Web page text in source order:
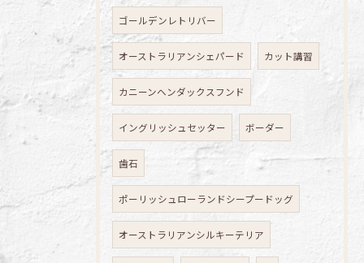
ゴールデンレトリバー
オーストラリアンシェパード カット講習
カニーンヘンダックスフンド
イングリッシュセッター ボーダー
歯石
ポーリッシュローランドシープードッグ
オーストラリアンシルキーテリア